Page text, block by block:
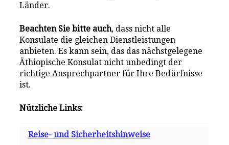
Länder.
Beachten Sie bitte auch, dass nicht alle
Konsulate die gleichen Dienstleistungen
anbieten. Es kann sein, das das nächstgelegene
Äthiopische Konsulat nicht unbedingt der
richtige Ansprechpartner für Ihre Bedürfnisse
ist.
Nützliche Links:
Reise- und Sicherheitshinweise